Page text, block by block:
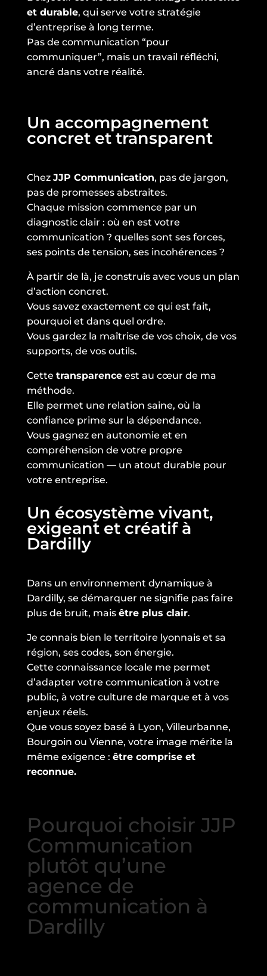
et durable, qui serve votre stratégie
d’entreprise à long terme.
Pas de communication “pour
communiquer”, mais un travail réfléchi,
ancré dans votre réalité.
Un accompagnement
concret et transparent
Chez JJP Communication, pas de jargon,
pas de promesses abstraites.
Chaque mission commence par un
diagnostic clair : où en est votre
communication ? quelles sont ses forces,
ses points de tension, ses incohérences ?
À partir de là, je construis avec vous un plan
d’action concret.
Vous savez exactement ce qui est fait,
pourquoi et dans quel ordre.
Vous gardez la maîtrise de vos choix, de vos
supports, de vos outils.
Cette transparenceest au cœur de ma
méthode.
Elle permet une relation saine, où la
confiance prime sur la dépendance.
Vous gagnez en autonomie et en
compréhension de votre propre
communication — un atout durable pour
votre entreprise.
Un écosystème vivant,
exigeant et créatif à
Dardilly
Dans un environnement dynamique à
Dardilly, se démarquer ne signifie pas faire
plus de bruit, mais être plus clair.
Je connais bien le territoire lyonnais et sa
région, ses codes, son énergie.
Cette connaissance locale me permet
d’adapter votre communication à votre
public, à votre culture de marque et à vos
enjeux réels.
Que vous soyez basé à Lyon, Villeurbanne,
Bourgoin ou Vienne, votre image mérite la
même exigence : être comprise et
reconnue.
Pourquoi choisir JJP
Communication
plutôt qu’une
agence de
communication à
Dardilly